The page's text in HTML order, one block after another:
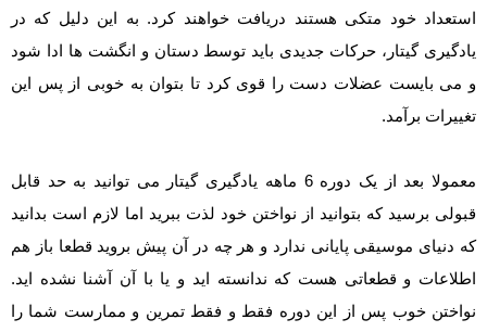
استعداد خود متکی هستند دریافت خواهند کرد. به این دلیل که در
یادگیری گیتار، حرکات جدیدی باید توسط دستان و انگشت ها ادا شود
و می بایست عضلات دست را قوی کرد تا بتوان به خوبی از پس این
تغییرات برآمد.
معمولا بعد از یک دوره 6 ماهه یادگیری گیتار می توانید به حد قابل
قبولی برسید که بتوانید از نواختن خود لذت ببرید اما لازم است بدانید
که دنیای موسیقی پایانی ندارد و هر چه در آن پیش بروید قطعا باز هم
اطلاعات و قطعاتی هست که ندانسته اید و یا با آن آشنا نشده اید.
نواختن خوب پس از این دوره فقط و فقط تمرین و ممارست شما را